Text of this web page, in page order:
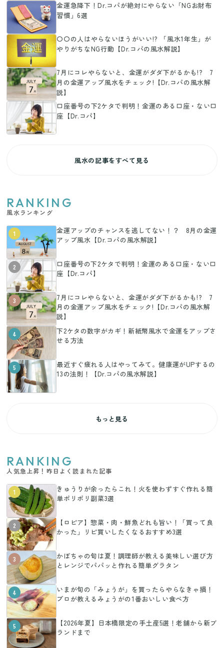
金運急降下！Dr.コパが絶対にやらない「NGお財布
習慣」6選
〇〇の人はやらないほうがいい!? 「風水1年生」が
やりがちなNG行動【Dr.コパの風水解説】
7月にコレやらないと、金運がダダ下がるかも!? 7
月の金運アップ風水をチェック!【Dr.コパの風水解
説】
口座番号の下2ケタで判明！金運のある口座・ない口
座【Dr.コパ】
風水の記事をすべて見る
RANKING
風水ランキング
1
金運アップのチャンスを逃してない！？ 8月の金運
アップ風水【Dr.コパの風水解説】
2
口座番号の下2ケタで判明！金運のある口座・ない口
座【Dr.コパ】
3
7月にコレやらないと、金運がダダ下がるかも!? 7
月の金運アップ風水をチェック!【Dr.コパの風水解
説】
4
下2ケタの数字がカギ！新紙幣風水で金運をアップさ
せる方法
5
最近すぐ疲れる人はやってみて。健康運がUPするの
13の法則！【Dr.コパの風水解説】
もっと見る
RANKING
人気急上昇！昨日よく読まれた記事
1
きゅうりが余ったらこれ！火を使わずすぐ作れる簡
単ポリポリ副菜3選
2
【ロピア】惣菜・肉・鮮魚どれも旨い！「買って良
かった」リピ買いしたくなるおすすめ3選
3
かぼちゃの旬は夏！調理師が教える美味しい選び方
とレンジでパパッと作れる簡単グラタン
4
いまが旬の「みょうが」を買ったらやらなきゃ損！
プロが教えるみょうがの1番おいしい食べ方
5
【2026年夏】日本橋限定の手土産5選！老舗から新ブ
ランドまで